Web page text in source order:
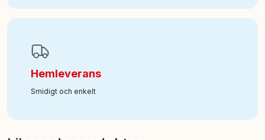
Hemleverans
Smidigt och enkelt